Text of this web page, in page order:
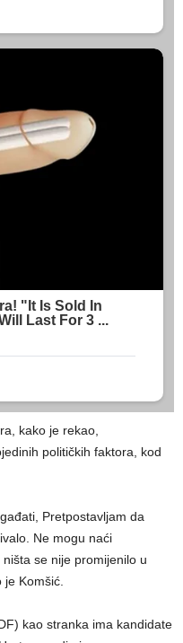
kako je rekao,
političkih faktora, kod
Pretpostavljam da
Ne mogu naći
se nije promijenilo u
Komšić.
kao stranka ima kandidate